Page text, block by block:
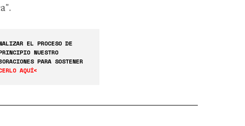
EL PROCESO DE
NUESTRO
PARA SOSTENER
AQUÍ<